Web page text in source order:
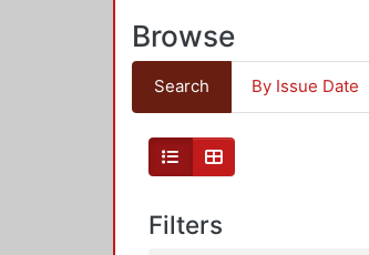
Browse
Search By Issue Date
Filters